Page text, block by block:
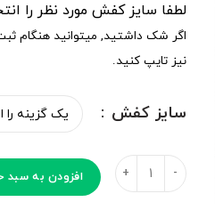
لطفا سایز کفش مورد نظر را
اگر شک داشتید, میتوانید هنگام
نیز تایپ کنید.
سایز کفش
افزودن به سبد